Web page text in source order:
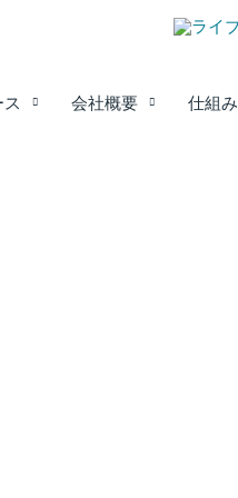
会社概要 仕組み